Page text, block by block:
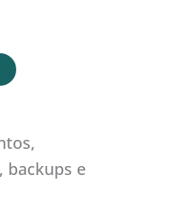
backups e